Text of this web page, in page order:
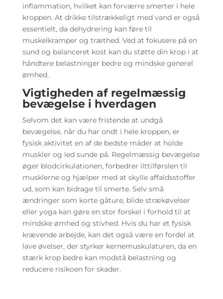
inflammation, hvilket kan forværre smerter i hele
kroppen. At drikke tilstrækkeligt med vand er også
essentielt, da dehydrering kan føre til
muskelkramper og træthed. Ved at fokusere på en
sund og balanceret kost kan du støtte din krop i at
håndtere belastninger bedre og mindske generel
ømhed.
Vigtigheden af regelmæssig
bevægelse i hverdagen
Selvom det kan være fristende at undgå
bevægelse, når du har ondt i hele kroppen, er
fysisk aktivitet en af de bedste måder at holde
muskler og led sunde på. Regelmæssig bevægelse
øger blodcirkulationen, forbedrer ilttilførslen til
musklerne og hjælper med at skylle affaldsstoffer
ud, som kan bidrage til smerte. Selv små
ændringer som korte gåture, blide strækøvelser
eller yoga kan gøre en stor forskel i forhold til at
mindske ømhed og stivhed. Hvis du har et fysisk
krævende arbejde, kan det også være en fordel at
lave øvelser, der styrker kernemuskulaturen, da en
stærk krop bedre kan modstå belastning og
reducere risikoen for skader.